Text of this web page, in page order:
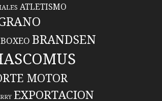
ATLETISMO
BOXEO BRANDSEN
MOTOR
EXPORTACION